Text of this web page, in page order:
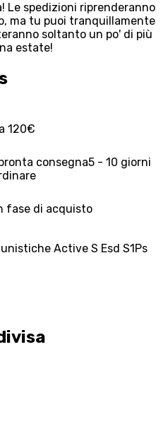
Le spedizioni riprenderanno
ma tu puoi tranquillamente
soltanto un po' di più
estate!
120€
consegna5 - 10 giorni
fase di acquisto
Active S Esd S1Ps